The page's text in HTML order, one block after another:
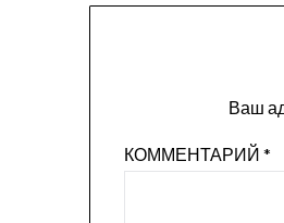
Ваш
КОММЕНТАРИЙ*